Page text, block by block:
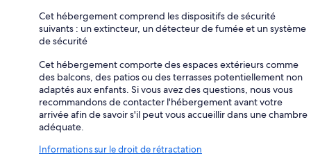
Cet hébergement comprend les dispositifs de sécurité
suivants : un extincteur, un détecteur de fumée et un système
de sécurité
Cet hébergement comporte des espaces extérieurs comme
des balcons, des patios ou des terrasses potentiellement non
adaptés aux enfants. Si vous avez des questions, nous vous
recommandons de contacter l'hébergement avant votre
arrivée afin de savoir s'il peut vous accueillir dans une chambre
adéquate.
Informations sur le droit de rétractation